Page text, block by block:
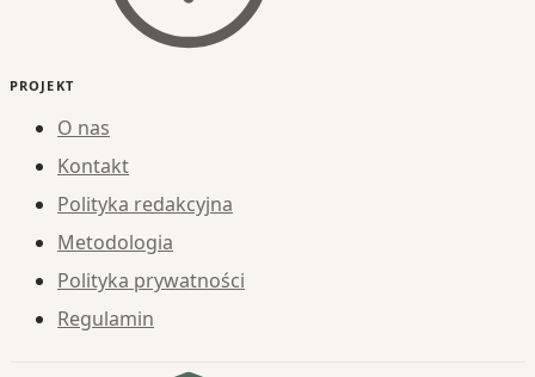
PROJEKT
O nas
Kontakt
Polityka redakcyjna
Metodologia
Polityka prywatności
Regulamin